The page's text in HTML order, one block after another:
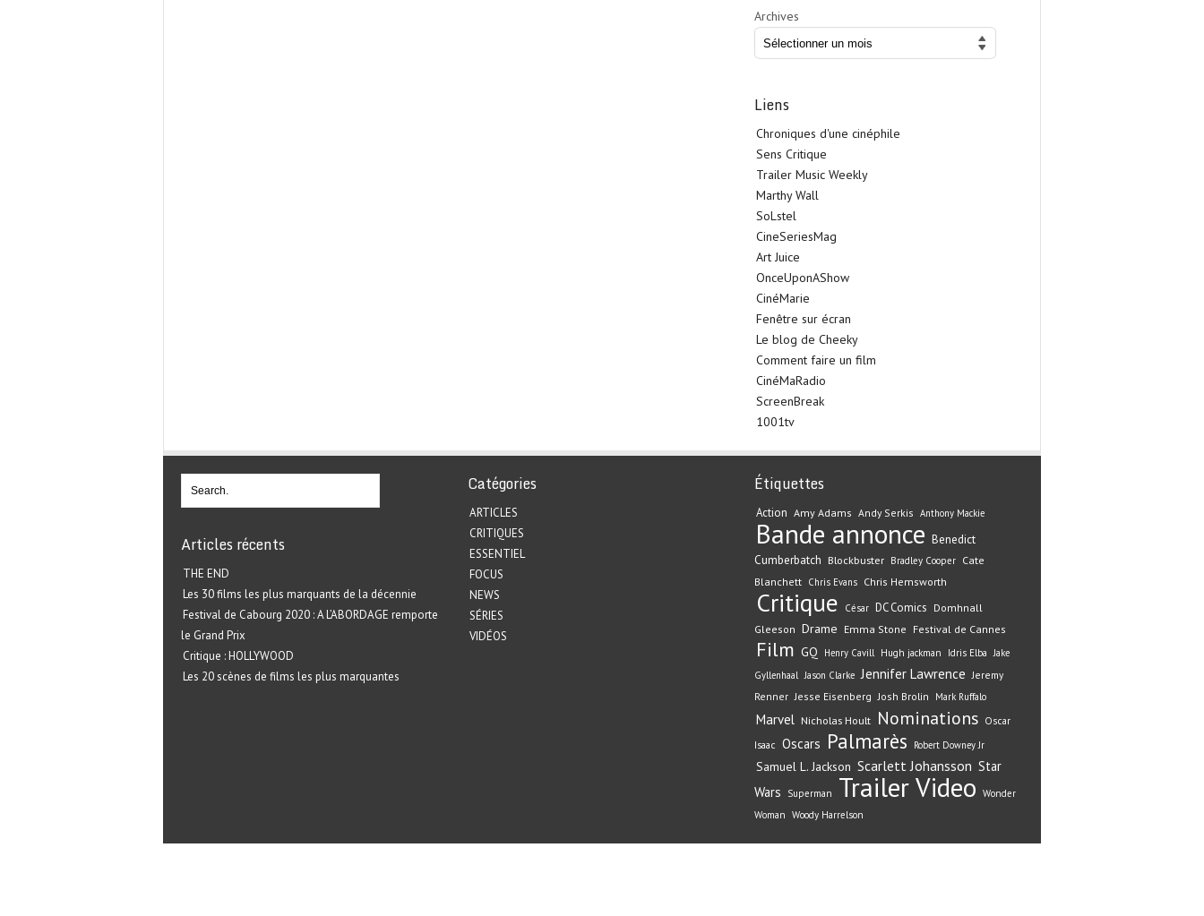
Archives
Liens
Chroniques d'une cinéphile
Sens Critique
Trailer Music Weekly
Marthy Wall
SoLstel
CineSeriesMag
Art Juice
OnceUponAShow
CinéMarie
Fenêtre sur écran
Le blog de Cheeky
Comment faire un film
CinéMaRadio
ScreenBreak
1001tv
Articles récents
THE END
Les 30 films les plus marquants de la décennie
Festival de Cabourg 2020 : A L’ABORDAGE remporte
le Grand Prix
Critique : HOLLYWOOD
Les 20 scènes de films les plus marquantes
Catégories
ARTICLES
CRITIQUES
ESSENTIEL
FOCUS
NEWS
SÉRIES
VIDÉOS
Étiquettes
Action Amy Adams Andy Serkis Anthony Mackie
Bande annonce Benedict
Cumberbatch Blockbuster Bradley Cooper Cate
Blanchett Chris Evans Chris Hemsworth
Critique César DC Comics Domhnall
Gleeson Drame Emma Stone Festival de Cannes
Film GQ Henry Cavill Hugh jackman Idris Elba Jake
Gyllenhaal Jason Clarke Jennifer Lawrence Jeremy
Renner Jesse Eisenberg Josh Brolin Mark Ruffalo
Marvel Nicholas Hoult Nominations Oscar
Isaac Oscars Palmarès Robert Downey Jr
Samuel L. Jackson Scarlett Johansson Star
Wars
Superman TrailerVideo Wonder
Woman Woody Harrelson